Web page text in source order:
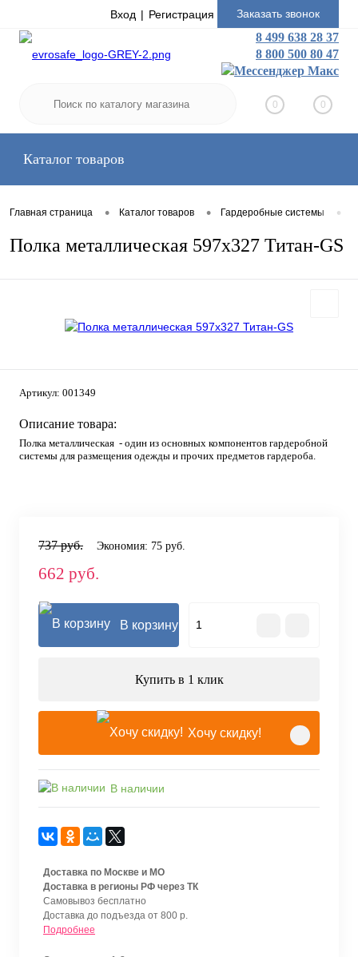
Вход Регистрация Заказать звонок
8 499 638 28 37
8 800 500 80 47
0 0
Каталог товаров
Главная страница • Каталог товаров • Гардеробные системы •
Полка металлическая 597x327 Титан-GS
Артикул: 001349
Описание товара:
Полка металлическая - один из основных компонентов гардеробной
системы для размещения одежды и прочих предметов гардероба.
737 руб. Экономия: 75 руб.
662 руб.
В корзину
Купить в 1 клик
Хочу скидку!
В наличии
Доставка по Москве и МО
Доставка в регионы РФ через ТК
Самовывоз бесплатно
Доставка до подъезда от 800 р.
Подробнее